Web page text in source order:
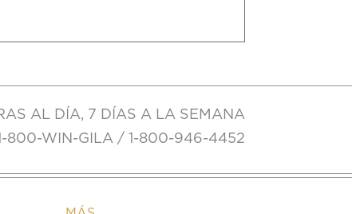
AL DÍA, 7 DÍAS A LA SEMANA
800-WIN-GILA / 1-800-946-4452